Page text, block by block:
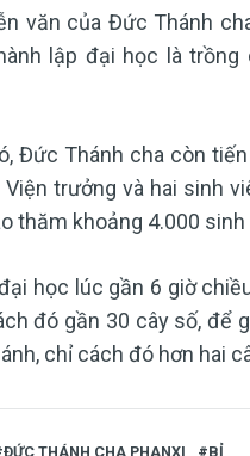
văn của Đức Thánh
lập đại học là
Đức Thánh cha còn
Viện trưởng và hai sinh
thăm khoảng 4.000 sinh
học lúc gần 6 giờ
đó gần 30 cây số, để
chỉ cách đó hơn hai
ĐỨC THÁNH CHA PHANXI BỈ